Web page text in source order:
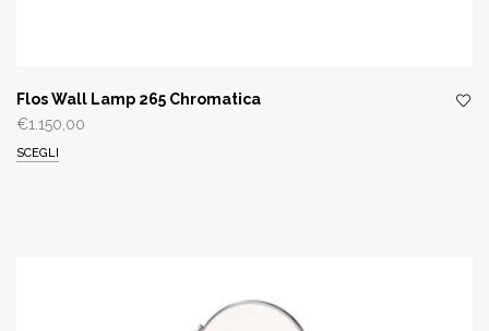
Flos Wall Lamp 265 Chromatica
€1.150,00
SCEGLI